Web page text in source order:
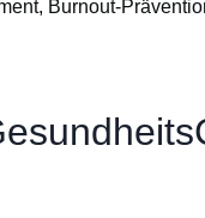
Burnout-